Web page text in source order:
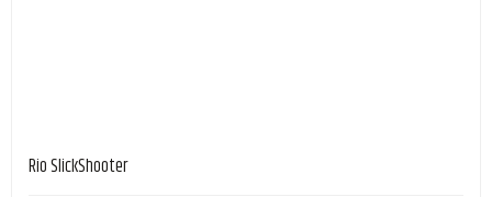
Rio SlickShooter